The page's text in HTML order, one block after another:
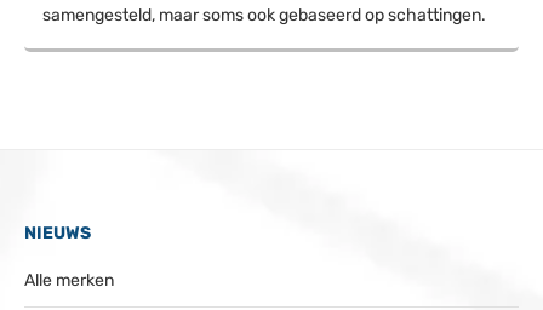
samengesteld, maar soms ook gebaseerd op schattingen.
NIEUWS
Alle merken